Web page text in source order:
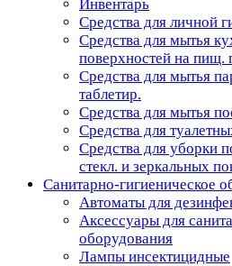
Инвентарь
Средства для личной
Средства для мытья
поверхностей на пищ.
Средства для мытья
таблетир.
Средства для мытья
Средства для
Средства для уборки
стекл. и зеркальных
Санитарно-гигиеническое
Автоматы для
Аксессуары для
оборудования
Лампы инсектицидные